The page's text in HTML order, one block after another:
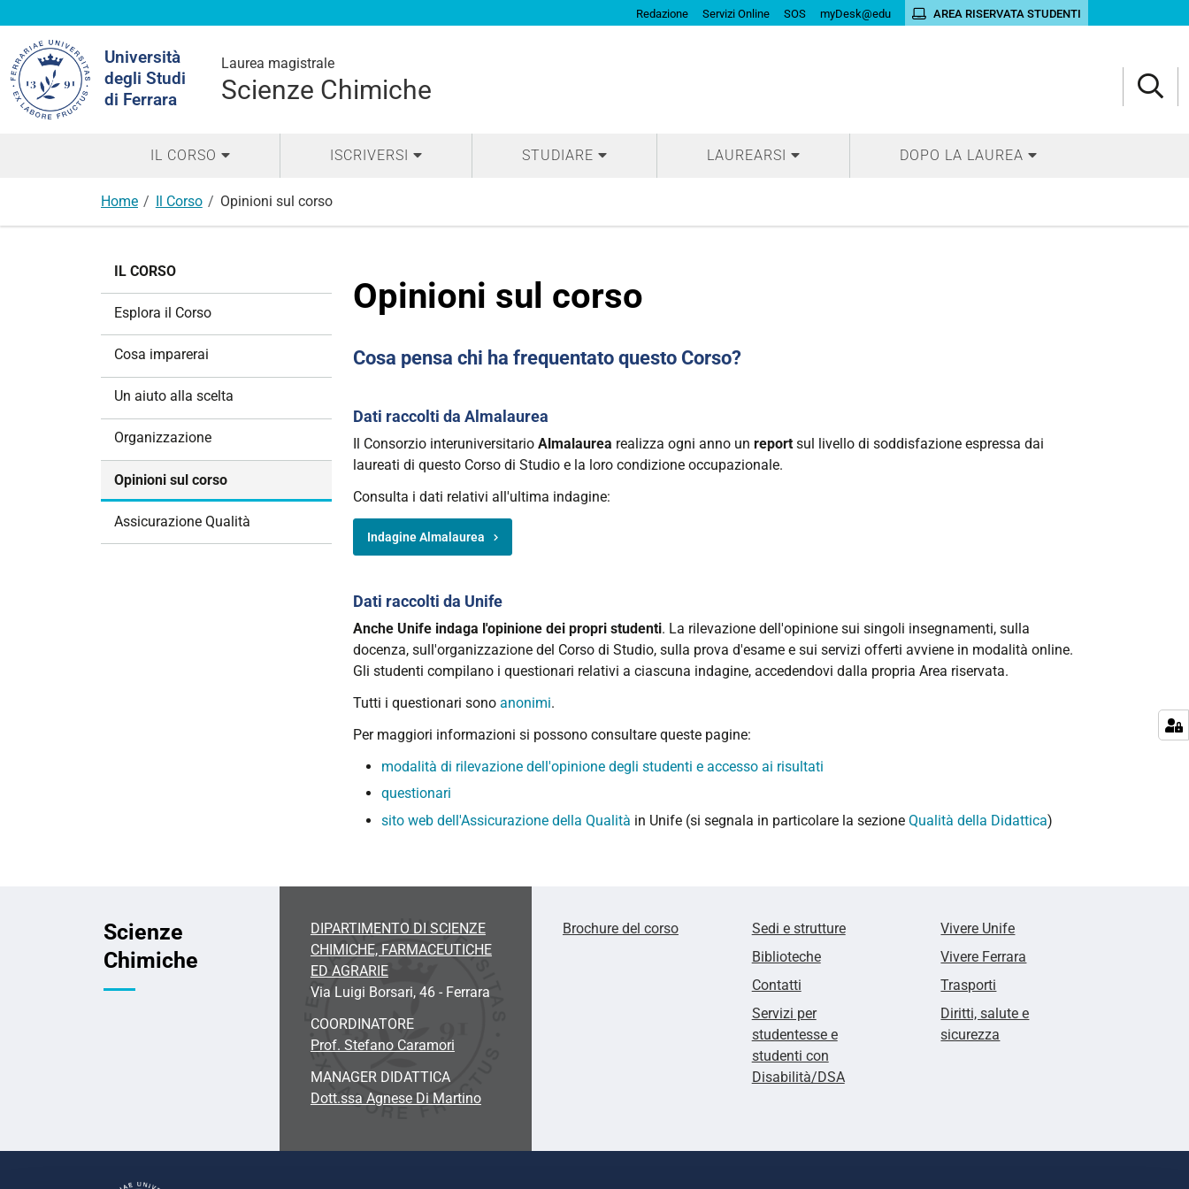
Redazione Servizi Online SOS myDesk@edu AREA RISERVATA STUDENTI
Università
degli Studi
di Ferrara
Laurea magistrale
Scienze Chimiche
nel
sito
IL CORSO ISCRIVERSI STUDIARE LAUREARSI DOPO LA LAUREA
Home Il Corso Opinioni sul corso
Opinioni sul corso
Cosa pensa chi ha frequentato questo Corso?
Dati raccolti da Almalaurea
Il Consorzio interuniversitario Almalaurea realizza ogni anno un report sul livello di soddisfazione espressa dai
laureati di questo Corso di Studio e la loro condizione occupazionale.
Consulta i dati relativi all'ultima indagine:
Indagine Almalaurea
Dati raccolti da Unife
Anche Unife indaga l'opinione dei propri studenti. La rilevazione dell'opinione sui singoli insegnamenti, sulla
docenza, sull'organizzazione del Corso di Studio, sulla prova d'esame e sui servizi offerti avviene in modalità online.
Gli studenti compilano i questionari relativi a ciascuna indagine, accedendovi dalla propria Area riservata.
Tutti i questionari sono anonimi.
Per maggiori informazioni si possono consultare queste pagine:
modalità di rilevazione dell'opinione degli studenti e accesso ai risultati
questionari
sito web dell'Assicurazione della Qualità in Unife (si segnala in particolare la sezione Qualità della Didattica)
IL CORSO
Esplora il Corso
Cosa imparerai
Un aiuto alla scelta
Organizzazione
Opinioni sul corso
Assicurazione Qualità
Scienze
Chimiche
DIPARTIMENTO DI SCIENZE
CHIMICHE, FARMACEUTICHE
ED AGRARIE
Via Luigi Borsari, 46 - Ferrara
COORDINATORE
Prof. Stefano Caramori
MANAGER DIDATTICA
Dott.ssa Agnese Di Martino
Brochure del corso
Sedi e strutture
Biblioteche
Contatti
Servizi per
studentesse e
studenti con
Disabilità/DSA
Vivere Unife
Vivere Ferrara
Trasporti
Diritti, salute e
sicurezza